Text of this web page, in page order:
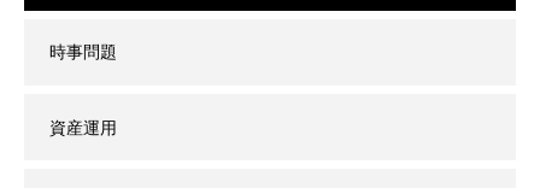
時事問題
資産運用